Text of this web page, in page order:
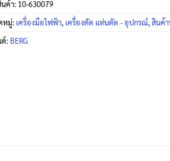
ค้า: 10-630079
หมู่: เครื่องมือไฟฟ้า, เครื่องตัด แท่นตัด - อุปกรณ์,สินค้
ด์: BERG